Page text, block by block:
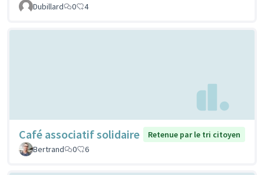
Dubillard
0 4
Café associatif solidaire
Retenue par le tri citoyen
Bertrand
0 6